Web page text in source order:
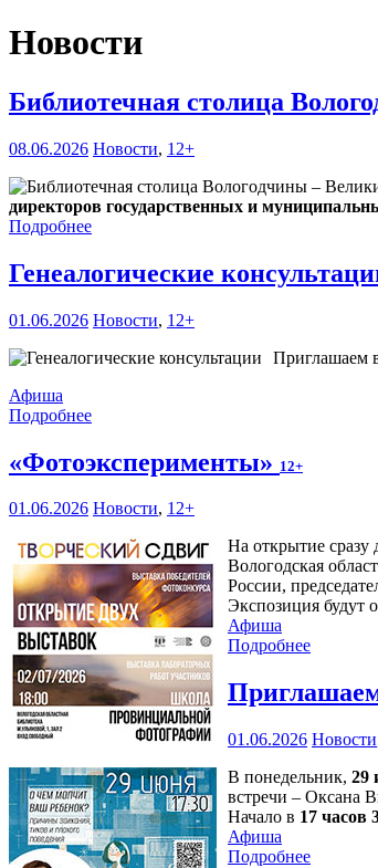
Новости
Библиотечная столица
08.06.2026 Новости, 12+
директоров государственных и
Подробнее
Генеалогические
01.06.2026 Новости, 12+
Приглашаем
Афиша
Подробнее
«Фотоэксперименты» 12+
01.06.2026 Новости, 12+
На открытие
Вологодская
России,
Экспозиция будут
Афиша
Подробнее
01.06.2026 Новости
В понедельник, 29
встречи – Оксана
Начало в 17 часов
Афиша
Подробнее